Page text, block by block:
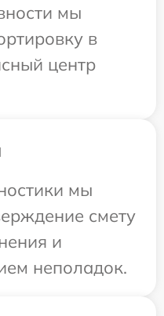
мы
в
центр
мы
смету
и
неполадок.